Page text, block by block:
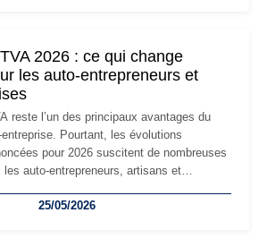
2026 : ce qui change
les auto-entrepreneurs et
reste l’un des principaux avantages du
Pourtant, les évolutions
pour 2026 suscitent de nombreuses
les auto-entrepreneurs, artisans et
de bascule vers la TVA : les règles
25/05/2026